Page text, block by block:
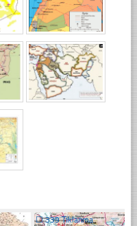
☐339 Tıklanma